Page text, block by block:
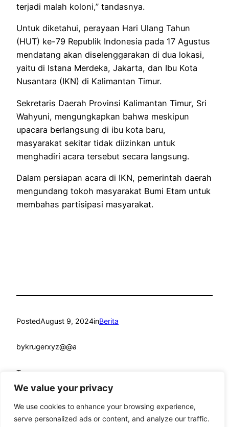
We value your privacy
We use cookies to enhance your browsing experience,
serve personalized ads or content, and analyze our traffic.
terjadi malah koloni,” tandasnya.
Untuk diketahui, perayaan Hari Ulang Tahun
(HUT) ke-79 Republik Indonesia pada 17 Agustus
mendatang akan diselenggarakan di dua lokasi,
yaitu di Istana Merdeka, Jakarta, dan Ibu Kota
Nusantara (IKN) di Kalimantan Timur.
Sekretaris Daerah Provinsi Kalimantan Timur, Sri
Wahyuni, mengungkapkan bahwa meskipun
upacara berlangsung di ibu kota baru,
masyarakat sekitar tidak diizinkan untuk
menghadiri acara tersebut secara langsung.
Dalam persiapan acara di IKN, pemerintah daerah
mengundang tokoh masyarakat Bumi Etam untuk
membahas partisipasi masyarakat.
PostedAugust 9, 2024inBerita
bykrugerxyz@@a
Tags: